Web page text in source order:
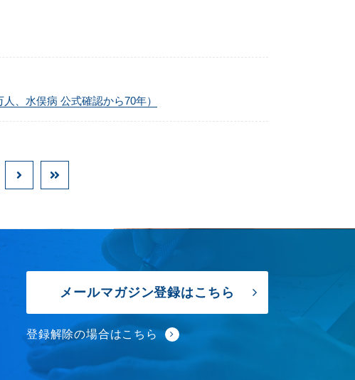
、水俣病 公式確認から70年）
メールマガジン登録はこちら
登録解除の場合はこちら